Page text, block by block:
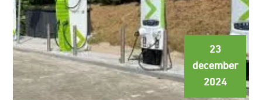
23
december
2024